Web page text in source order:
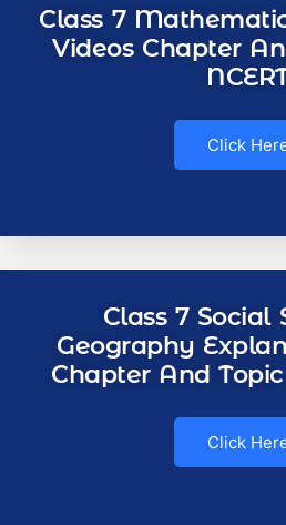
Class 7
Videos Chapter
Click
Class 7 Social
Geography
Chapter And
Click